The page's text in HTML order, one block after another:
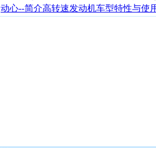
动心--简介高转速发动机车型特性与使